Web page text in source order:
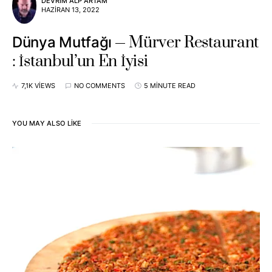
HAZIRAN 13, 2022
Dünya Mutfağı
Mürver Restaurant
: İstanbul’un En İyisi
7,1K VIEWS NO COMMENTS 5 MINUTE READ
YOU MAY ALSO LIKE